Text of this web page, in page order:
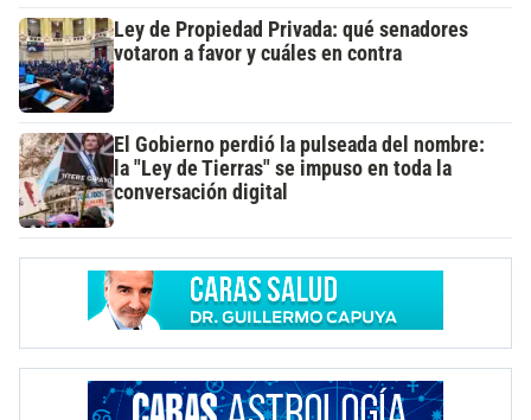
Ley de Propiedad Privada: qué senadores
votaron a favor y cuáles en contra
El Gobierno perdió la pulseada del nombre:
la "Ley de Tierras" se impuso en toda la
conversación digital